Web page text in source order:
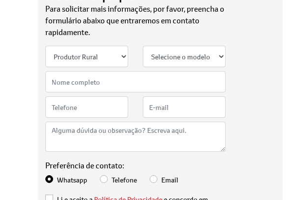
Para solicitar mais informações, por favor, preencha o
formulário abaixo que entraremos em contato
rapidamente.
Preferência de contato:
Whatsapp Telefone Email